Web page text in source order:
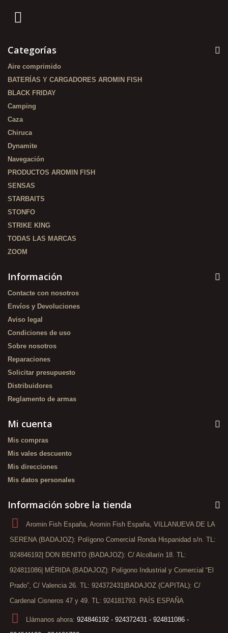
Categorías
Aire comprimido
BATERÍAS Y CARGADORES AROMIN FISH
BLACK FRIDAY
Camping
Caza
Chiruca
Dynamite
Navegación
PRODUCTOS AROMIN FISH
SENSAS
STARBAITS
STONFO
STRIKE KING
TODAS LAS MARCAS
ZOOM
Información
Contacte con nosotros
Envíos y Devoluciones
Aviso legal
Condiciones de uso
Sobre nosotros
Reparaciones
Solicitar presupuesto
Distribuidores
Reglamento de armas
Mi cuenta
Mis compras
Mis vales descuento
Mis direcciones
Mis datos personales
Información sobre la tienda
Aromin Fish España, Aromin Fish España, VILLANUEVA DE LA
SERENA (BADAJOZ): Polígono Comercial Ronda Hispanidad s/n. TL:
924846192| DON BENITO (BADAJOZ): C/ Alcollarín 18. TL:
924811086| MÉRIDA (BADAJOZ): Polígono Industrial y Comercial “El
Prado”, C/ Valencia 26. TL: 924372431|BADAJOZ (CAPITAL): C/
Cardenal Cisneros 47 y 49. TL: 924181793. PAÍS ESPAÑA
Llámanos ahora: 924846192 - 924372431 - 924811086 -